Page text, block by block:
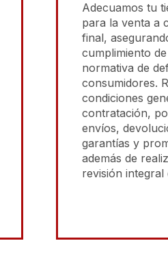
Adecuamos tu
para la venta a
final,
cumplimiento
normativa de
consumidores.
condiciones
contratación,
envíos,
garantías y
además de
revisión integral